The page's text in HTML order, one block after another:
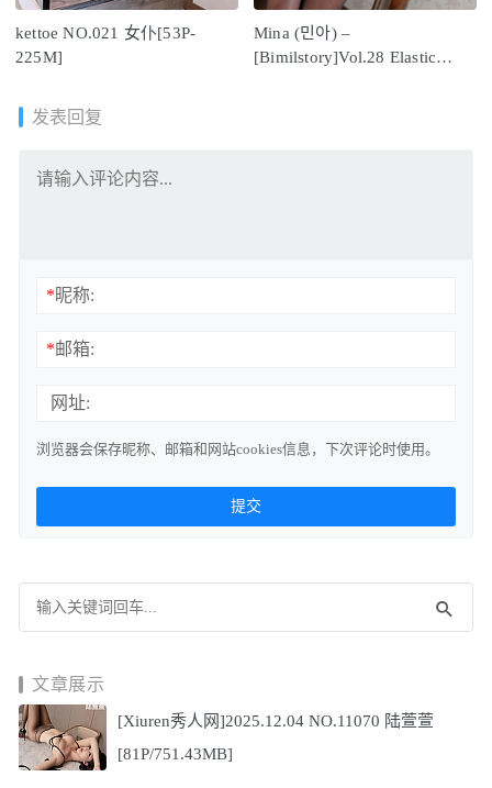
kettoe NO.021 女仆[53P-
225M]
Mina (민아) –
[Bimilstory]Vol.28 Elastic
发表回复
*昵称:
*邮箱:
网址:
浏览器会保存昵称、邮箱和网站cookies信息，下次评论时使用。
文章展示
[Xiuren秀人网]2025.12.04 NO.11070 陆萱萱
[81P/751.43MB]